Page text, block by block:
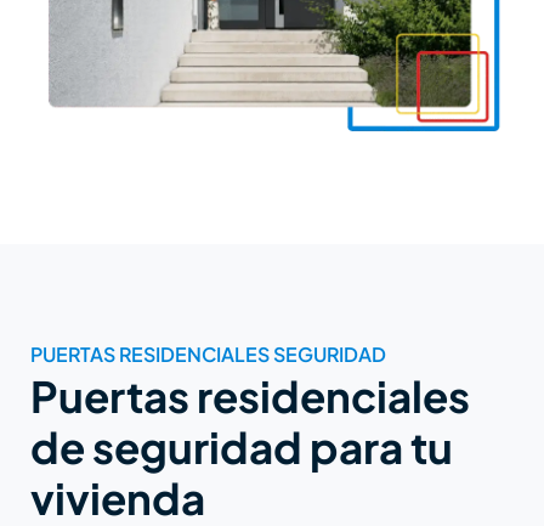
PUERTAS RESIDENCIALES SEGURIDAD
Puertas residenciales
de seguridad para tu
vivienda